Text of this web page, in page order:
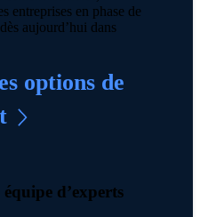
entreprises en phase de
aujourd’hui dans
options de
équipe d’experts